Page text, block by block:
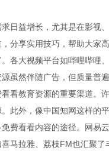
日益增长，尤其是在影视
分享实用技巧，帮助大家
各大视频平台如哔哩哔哩
虽然伴随广告，但质量普
看教育资源的重要渠道。
此外，像中国知网这样的
费看看内容的途径。网易
马拉雅、荔枝FM也汇聚